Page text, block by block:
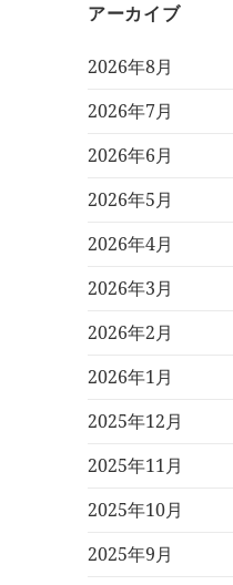
アーカイブ
2026年8月
2026年7月
2026年6月
2026年5月
2026年4月
2026年3月
2026年2月
2026年1月
2025年12月
2025年11月
2025年10月
2025年9月